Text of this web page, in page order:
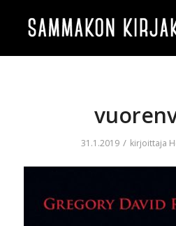
31.1.2019 / kirjoittaja